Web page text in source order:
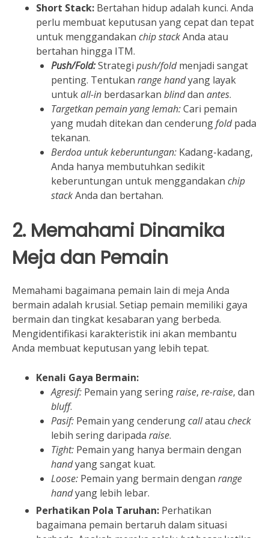
Short Stack: Bertahan hidup adalah kunci. Anda
perlu membuat keputusan yang cepat dan tepat
untuk menggandakan chip stackAnda atau
bertahan hingga ITM.
Push/Fold:Strategi push/foldmenjadi sangat
penting. Tentukan rangehandyang layak
untukall-in berdasarkan blinddan antes.
Targetkan pemain yang lemah:Cari pemain
yang mudah ditekan dan cenderungfoldpada
tekanan.
Berdoa untuk keberuntungan: Kadang-kadang,
Anda hanya membutuhkan sedikit
keberuntungan untuk menggandakan chip
stackAnda dan bertahan.
2. Memahami Dinamika
Meja dan Pemain
Memahami bagaimana pemain lain di meja Anda
bermain adalah krusial. Setiap pemain memiliki gaya
bermain dan tingkat kesabaran yang berbeda.
Mengidentifikasi karakteristik ini akan membantu
Anda membuat keputusan yang lebih tepat.
Kenali Gaya Bermain:
Agresif: Pemain yang seringraise, re-raise, dan
bluff.
Pasif: Pemain yang cenderungcallatau check
lebih sering daripada raise.
Tight: Pemain yang hanya bermain dengan
handyang sangat kuat.
Loose: Pemain yang bermain dengan range
handyang lebih lebar.
Perhatikan Pola Taruhan: Perhatikan
bagaimana pemain bertaruh dalam situasi